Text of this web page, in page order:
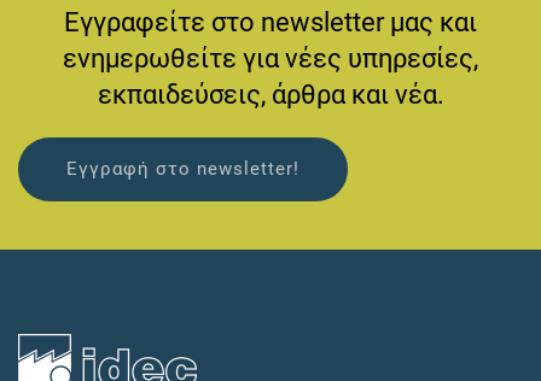
Εγγραφείτε στο newsletter μας και
ενημερωθείτε για νέες υπηρεσίες,
εκπαιδεύσεις, άρθρα και νέα.
Εγγραφή στο newsletter!